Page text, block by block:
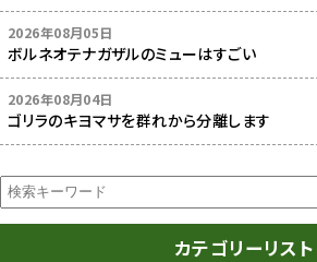
2026年08月05日
ボルネオテナガザルのミューはすごい
2026年08月04日
ゴリラのキヨマサを群れから分離します
カテゴリーリスト